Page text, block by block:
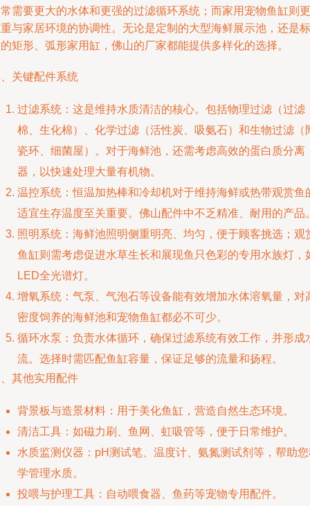
需要更大的水体和更强的过滤循环系统；而家用宠物鱼缸则更
与家居环境的协调性。无论是定制的大型海鲜展示池，还是标
矩形、弧形家用缸，佛山的厂家都能提供多样化的选择。
关键配件系统
过滤系统：这是维持水质清洁的核心。包括物理过滤（过滤
棉、生化棉）、化学过滤（活性炭、吸氨石）和生物过滤（
瓷环、细菌屋）。对于海鲜池，还需考虑高效的蛋白质分离
器，以快速处理大量有机物。
温控系统：恒温加热棒和冷却机对于维持海鲜或热带观赏鱼
适宜生存温度至关重要。佛山配件中不乏精准、耐用的产品
照明系统：海鲜池照明侧重明亮、均匀，便于顾客挑选；观
鱼缸则需考虑促进水草生长和展现鱼只色彩的专用水族灯，
LED全光谱灯。
增氧系统：气泵、气泡石等设备能有效增加水体溶氧量，对
密度饲养的海鲜池和宠物鱼缸都必不可少。
循环水泵：负责水体循环，确保过滤系统有效工作，并形成
流。选择时需匹配鱼缸容量，保证足够的流量和扬程。
其他实用配件
背景板与造景材料：用于美化鱼缸，营造自然生态环境。
清洁工具：如磁力刷、鱼网、虹吸管等，便于日常维护。
水质监测仪器：pH测试笔、温度计、氨氮测试剂等，帮助
学管理水质。
投喂与护理工具：自动喂食器、鱼药等宠物专用配件。